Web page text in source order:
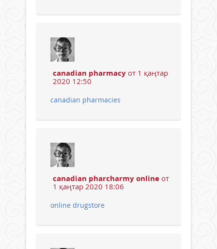
canadian pharmacy от 1 қаңтар
2020 12:50
canadian pharmacies
canadian pharcharmy online от
1 қаңтар 2020 18:06
online drugstore